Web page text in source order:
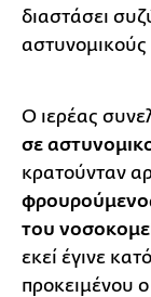
διαστάσει
Ο ιερέας
σε
κρατούνταν
του
εκεί έγινε
προκειμένου